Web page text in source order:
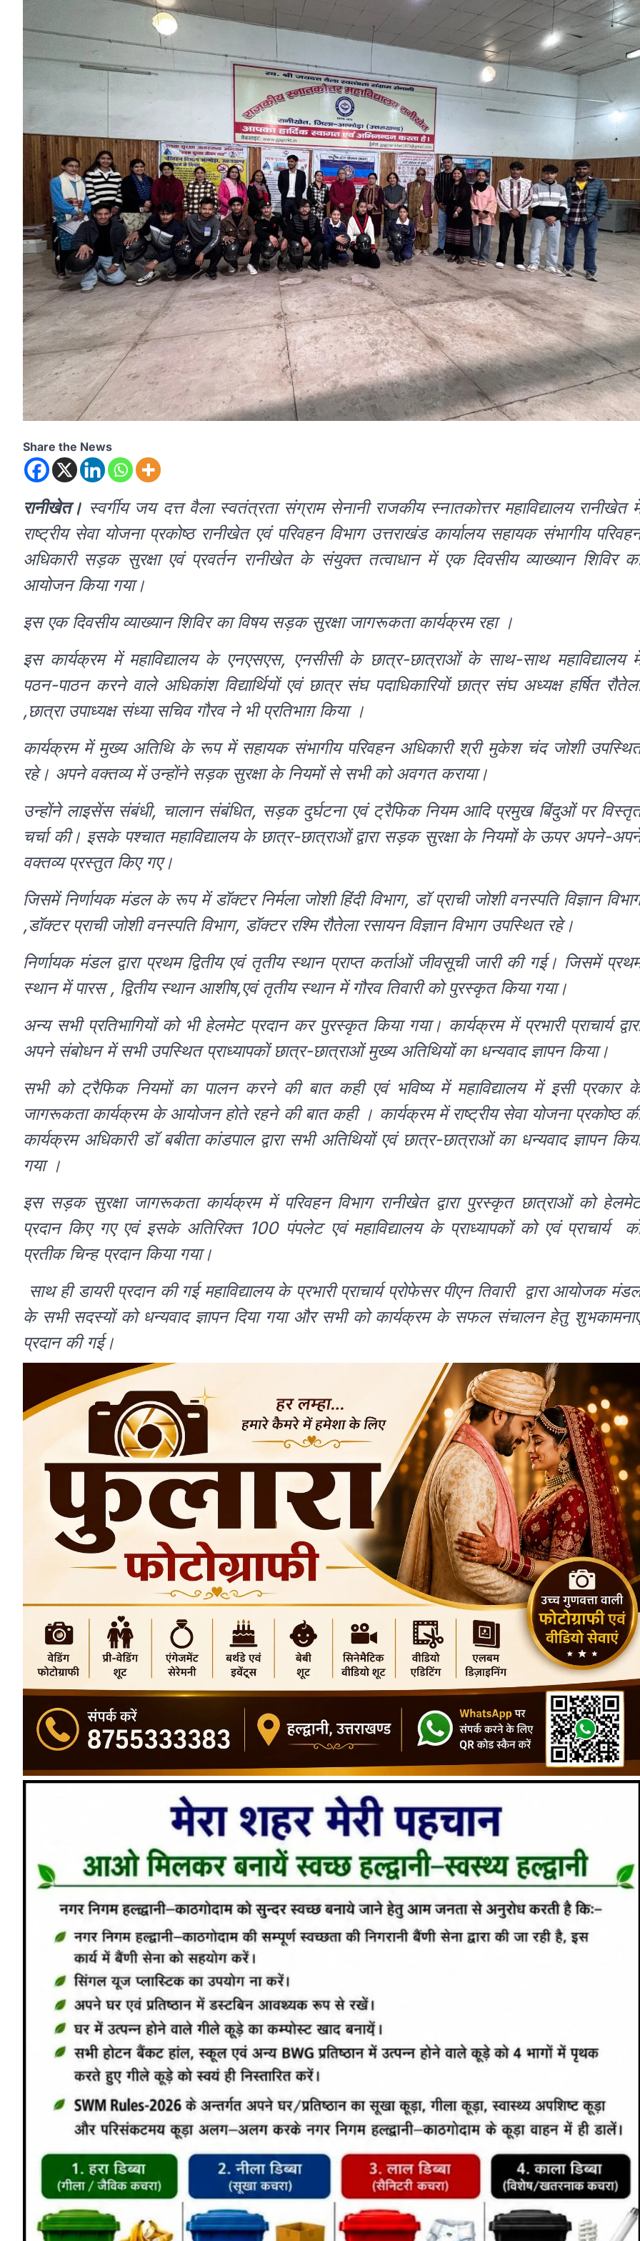
Share the News
रानीखेत। स्वर्गीय जय दत्त वैला स्वतंत्रता संग्राम सेनानी राजकीय स्नातकोत्तर महाविद्यालय रानीखेत
राष्ट्रीय सेवा योजना प्रकोष्ठ रानीखेत एवं परिवहन विभाग उत्तराखंड कार्यालय सहायक संभागीय
अधिकारी सड़क सुरक्षा एवं प्रवर्तन रानीखेत के संयुक्त तत्वाधान में एक दिवसीय व्याख्यान शिविर
आयोजन किया गया।
इस एक दिवसीय व्याख्यान शिविर का विषय सड़क सुरक्षा जागरूकता कार्यक्रम रहा ।
इस कार्यक्रम में महाविद्यालय के एनएसएस, एनसीसी के छात्र-छात्राओं के साथ-साथ महाविद्यालय
पठन-पाठन करने वाले अधिकांश विद्यार्थियों एवं छात्र संघ पदाधिकारियों छात्र संघ अध्यक्ष हर्षित
,छात्रा उपाध्यक्ष संध्या सचिव गौरव ने भी प्रतिभाग़ किया ।
कार्यक्रम में मुख्य अतिथि के रूप में सहायक संभागीय परिवहन अधिकारी श्री मुकेश चंद जोशी
रहे। अपने वक्तव्य में उन्होंने सड़क सुरक्षा के नियमों से सभी को अवगत कराया।
उन्होंने लाइसेंस संबंधी, चालान संबंधित, सड़क दुर्घटना एवं ट्रैफिक नियम आदि प्रमुख बिंदुओं पर
चर्चा की। इसके पश्चात महाविद्यालय के छात्र-छात्राओं द्वारा सड़क सुरक्षा के नियमों के ऊपर अपने-
वक्तव्य प्रस्तुत किए गए।
जिसमें निर्णायक मंडल के रूप में डॉक्टर निर्मला जोशी हिंदी विभाग, डॉ प्राची जोशी वनस्पति विज्ञान
,डॉक्टर प्राची जोशी वनस्पति विभाग, डॉक्टर रश्मि रौतेला रसायन विज्ञान विभाग उपस्थित रहे।
निर्णायक मंडल द्वारा प्रथम द्वितीय एवं तृतीय स्थान प्राप्त कर्ताओं जीवसूची जारी की गई। जिसमें
स्थान में पारस , द्वितीय स्थान आशीष,एवं तृतीय स्थान में गौरव तिवारी को पुरस्कृत किया गया।
अन्य सभी प्रतिभागियों को भी हेलमेट प्रदान कर पुरस्कृत किया गया। कार्यक्रम में प्रभारी प्राचार्य
अपने संबोधन में सभी उपस्थित प्राध्यापकों छात्र-छात्राओं मुख्य अतिथियों का धन्यवाद ज्ञापन किया।
सभी को ट्रैफिक नियमों का पालन करने की बात कही एवं भविष्य में महाविद्यालय में इसी प्रकार
जागरूकता कार्यक्रम के आयोजन होते रहने की बात कही । कार्यक्रम में राष्ट्रीय सेवा योजना प्रकोष्ठ
कार्यक्रम अधिकारी डॉ बबीता कांडपाल द्वारा सभी अतिथियों एवं छात्र-छात्राओं का धन्यवाद ज्ञापन
गया ।
इस सड़क सुरक्षा जागरूकता कार्यक्रम में परिवहन विभाग रानीखेत द्वारा पुरस्कृत छात्राओं को
प्रदान किए गए एवं इसके अतिरिक्त 100 पंपलेट एवं महाविद्यालय के प्राध्यापकों को एवं प्राचार्य
प्रतीक चिन्ह प्रदान किया गया।
साथ ही डायरी प्रदान की गई महाविद्यालय के प्रभारी प्राचार्य प्रोफेसर पीएन तिवारी द्वारा आयोजक
के सभी सदस्यों को धन्यवाद ज्ञापन दिया गया और सभी को कार्यक्रम के सफल संचालन हेतु
प्रदान की गई।